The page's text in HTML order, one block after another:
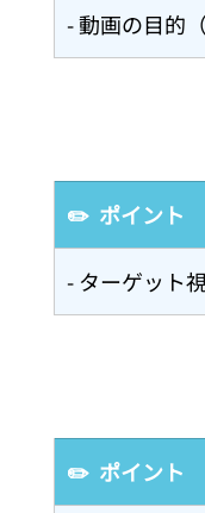
- 動画の目的
✏️  ポイント
- ターゲット
✏️  ポイント